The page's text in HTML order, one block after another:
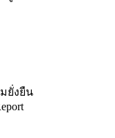
ยั่งยืน